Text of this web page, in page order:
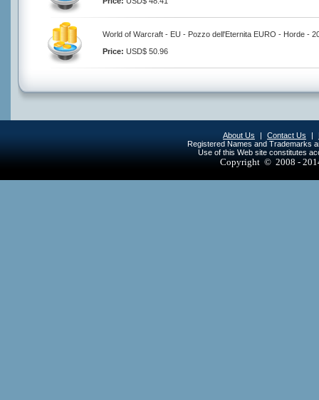
World of Warcraft - EU - Pozzo dell'Eternita EURO - Horde -
Price: USD$ 50.96
About Us | Contact Us |
Registered Names and Trademarks
Use of this Web site constitutes
Copyright © 2008 -